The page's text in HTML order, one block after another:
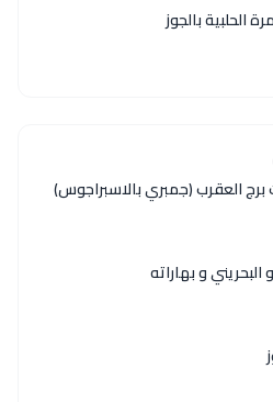
الحلبية بالجوز
العقرب (جمبري بالاسبراجوس)
و بهاراته